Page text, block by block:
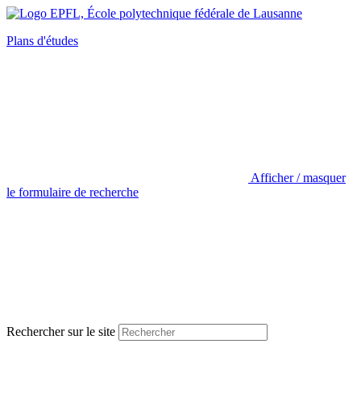
Plans d'études
Afficher / masquer
le formulaire de recherche
Rechercher sur le site